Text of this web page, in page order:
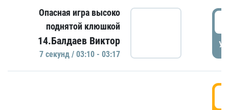
Опасная игра высоко
поднятой клюшкой
14.Балдаев Виктор
7 секунд / 03:10 - 03:17